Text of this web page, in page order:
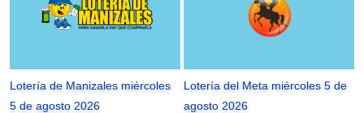
Lotería de Manizales miércoles
5 de agosto 2026
Lotería del Meta miércoles 5 de
agosto 2026